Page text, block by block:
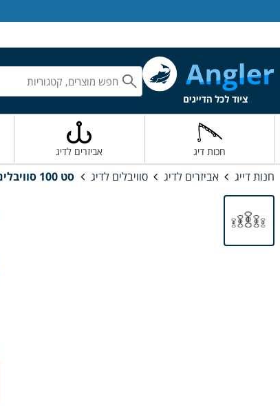
חכות דיג אביזרים לדיג
חנות דייג אביזרים לדיג סוויבלים לדיג סט 100 סוויבלים